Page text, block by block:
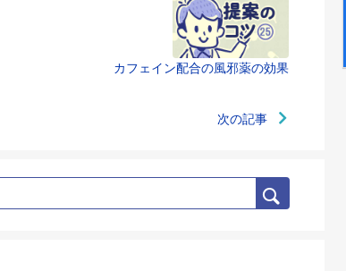
カフェイン配合の風邪薬の効果
次の記事